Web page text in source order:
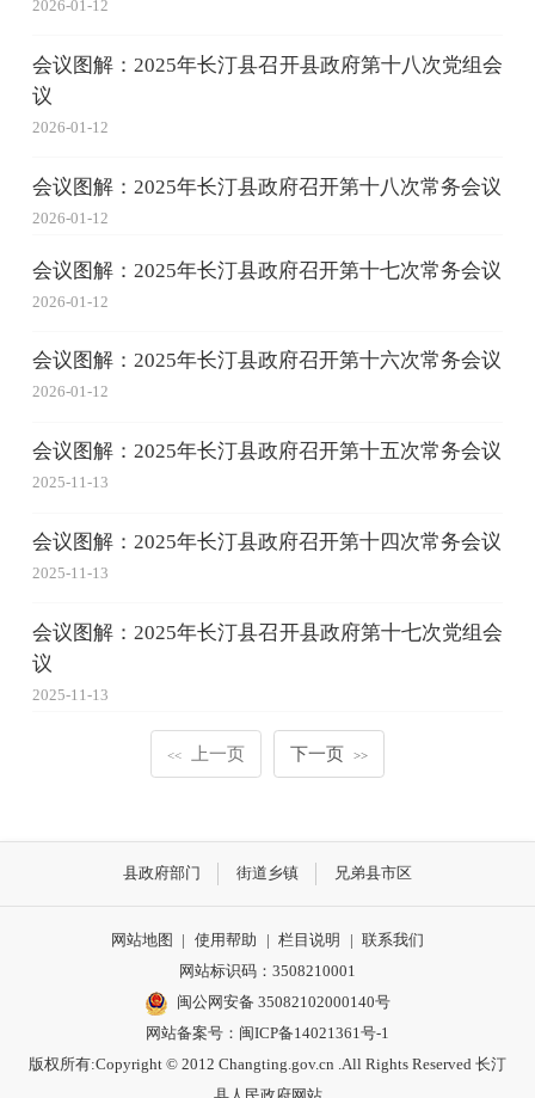
2026-01-12
会议图解：2025年长汀县召开县政府第十八次党组会
议
2026-01-12
会议图解：2025年长汀县政府召开第十八次常务会议
2026-01-12
会议图解：2025年长汀县政府召开第十七次常务会议
2026-01-12
会议图解：2025年长汀县政府召开第十六次常务会议
2026-01-12
会议图解：2025年长汀县政府召开第十五次常务会议
2025-11-13
会议图解：2025年长汀县政府召开第十四次常务会议
2025-11-13
会议图解：2025年长汀县召开县政府第十七次党组会
议
2025-11-13
<< 上一页 下一页 >>
县政府部门 街道乡镇 兄弟县市区
网站地图 | 使用帮助 | 栏目说明 | 联系我们
网站标识码：3508210001
闽公网安备 35082102000140号
网站备案号： 闽ICP备14021361号-1
版权所有:Copyright © 2012 Changting.gov.cn .All Rights Reserved 长汀